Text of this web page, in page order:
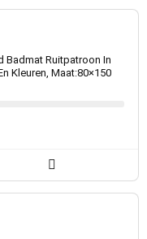
Badmat Ruitpatroon In
Kleuren, Maat:80×150